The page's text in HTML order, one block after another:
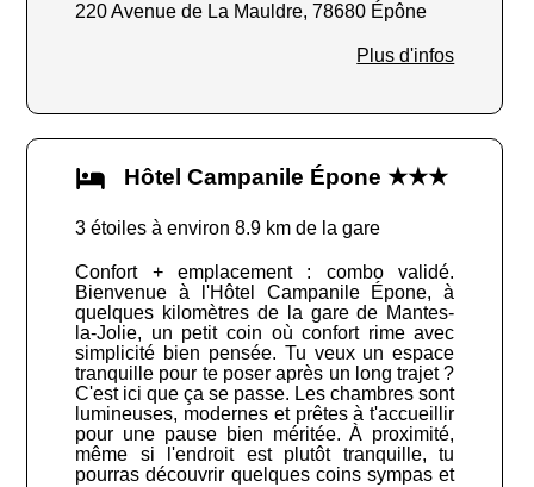
220 Avenue de La Mauldre, 78680 Épône
Plus d'infos
Hôtel Campanile Épone ★★★
3 étoiles à environ 8.9 km de la gare
Confort + emplacement : combo validé.
Bienvenue à l'Hôtel Campanile Épone, à
quelques kilomètres de la gare de Mantes-
la-Jolie, un petit coin où confort rime avec
simplicité bien pensée. Tu veux un espace
tranquille pour te poser après un long trajet ?
C'est ici que ça se passe. Les chambres sont
lumineuses, modernes et prêtes à t'accueillir
pour une pause bien méritée. À proximité,
même si l'endroit est plutôt tranquille, tu
pourras découvrir quelques coins sympas et